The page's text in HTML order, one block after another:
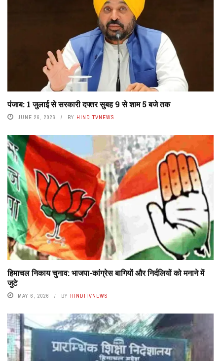
पंजाब: 1 जुलाई से सरकारी दफ्तर सुबह 9 से शाम 5 बजे तक
JUNE 26, 2026 BY HINDITVNEWS
हिमाचल निकाय चुनाव: भाजपा-कांग्रेस बागियों और निर्दलियों को मनाने में
जुटे
MAY 6, 2026 BY HINDITVNEWS